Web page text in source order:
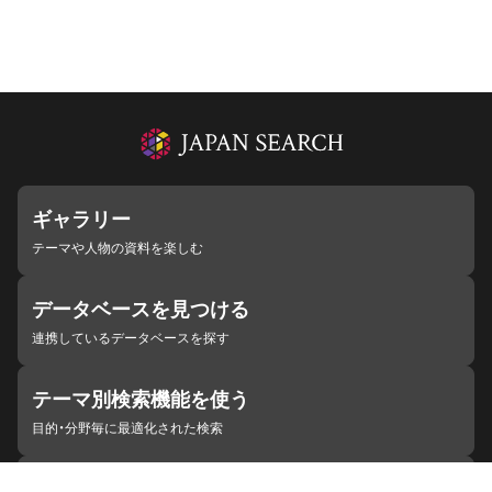
ギャラリー
テーマや人物の資料を楽しむ
データベースを見つける
連携しているデータベースを探す
テーマ別検索機能を使う
目的・分野毎に最適化された検索